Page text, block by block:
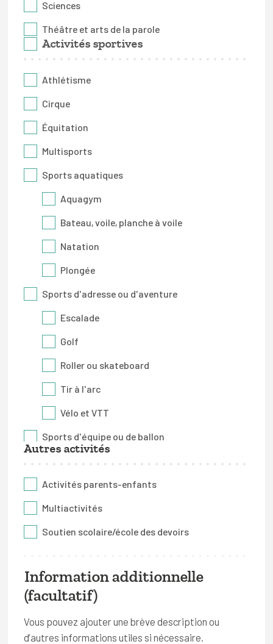
Sciences
Théâtre et arts de la parole
Activités sportives
Athlétisme
Cirque
Équitation
Multisports
Sports aquatiques
Aquagym
Bateau, voile, planche à voile
Natation
Plongée
Sports d'adresse ou d'aventure
Escalade
Golf
Roller ou skateboard
Tir à l'arc
Vélo et VTT
Sports d'équipe ou de ballon
Basketball
Football
Handball
Kin-ball
Rugby
Ultimate frisbee
Autres activités
Activités parents-enfants
Multiactivités
Soutien scolaire/école des devoirs
Information additionnelle
(facultatif)
Vous pouvez ajouter une brève description ou
d’autres informations utiles si nécessaire.